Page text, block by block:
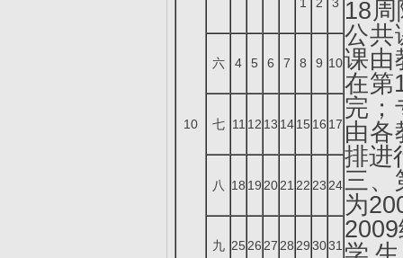
18
公共
课由
在第
完；
由各
排进
三、
为
10
六 4 5 6 7 8 9 10
七 11 12 13 1415 16 17
八 18 19 2021 22 23 24
九 25 26 27 28 293031